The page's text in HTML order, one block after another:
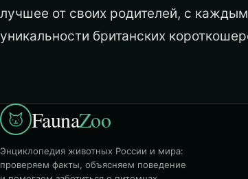
лучшее от своих родителей, с
уникальности британских
FaunaZoo
Энциклопедия животных России и мира:
проверяем факты, объясняем поведение